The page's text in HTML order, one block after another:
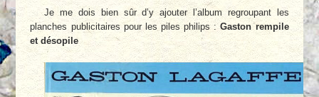
Je me dois bien sûr d’y ajouter l’album regroupant les
planches publicitaires pour les piles philips :Gaston rempile
et désopile